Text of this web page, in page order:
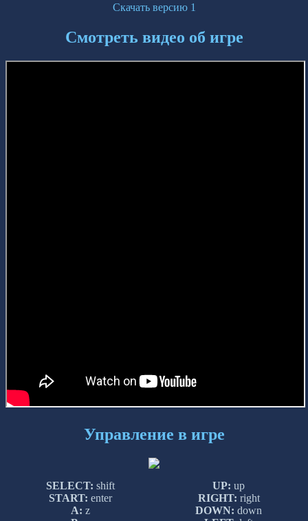
Скачать версию 1
Смотреть видео об игре
Управление в игре
SELECT: shift
START: enter
A: z
UP: up
RIGHT: right
DOWN: down